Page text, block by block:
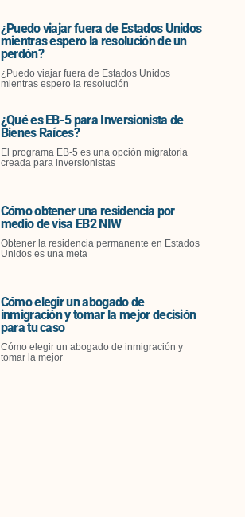
¿Puedo viajar fuera de Estados Unidos
mientras espero la resolución de un
perdón?
¿Puedo viajar fuera de Estados Unidos
mientras espero la resolución
¿Qué es EB-5 para Inversionista de
Bienes Raíces?
El programa EB-5 es una opción migratoria
creada para inversionistas
Cómo obtener una residencia por
medio de visa EB2 NIW
Obtener la residencia permanente en Estados
Unidos es una meta
Cómo elegir un abogado de
inmigración y tomar la mejor decisión
para tu caso
Cómo elegir un abogado de inmigración y
tomar la mejor